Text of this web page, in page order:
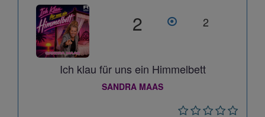
2 2
Ich klau für uns ein Himmelbett
SANDRA MAAS